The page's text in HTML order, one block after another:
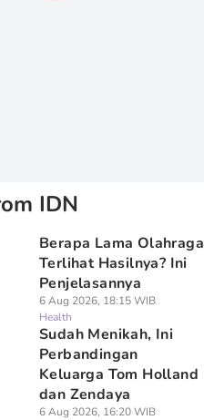
IDN
Berapa Lama Olahraga
Terlihat Hasilnya? Ini
Penjelasannya
6 Aug 2026, 18:15 WIB
Health
Sudah Menikah, Ini
Perbandingan
Keluarga Tom Holland
dan Zendaya
6 Aug 2026, 16:20 WIB